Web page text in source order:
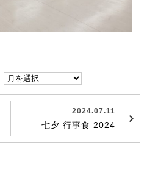
2024.07.11
七夕 行事食 2024